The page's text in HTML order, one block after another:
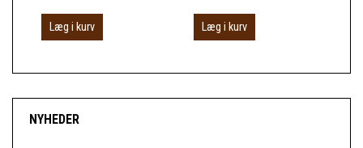
Læg i kurv Læg i kurv
NYHEDER